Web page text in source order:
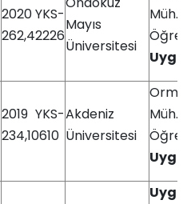
2020 YKS-
262,42226
Mayıs
Üniversitesi
2019 YKS-
234,10610
Akdeniz
Üniversitesi